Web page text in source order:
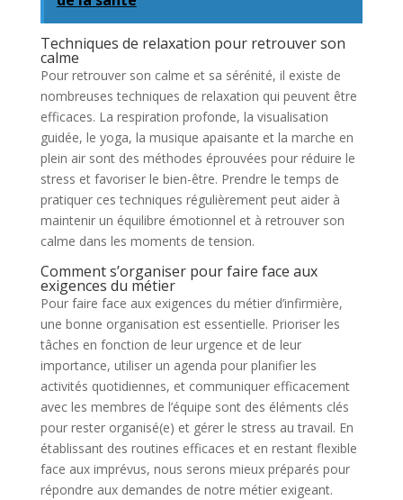
Techniques de relaxation pour retrouver son
calme
Pour retrouver son calme et sa sérénité, il existe de
nombreuses techniques de relaxation qui peuvent être
efficaces. La respiration profonde, la visualisation
guidée, le yoga, la musique apaisante et la marche en
plein air sont des méthodes éprouvées pour réduire le
stress et favoriser le bien-être. Prendre le temps de
pratiquer ces techniques régulièrement peut aider à
maintenir un équilibre émotionnel et à retrouver son
calme dans les moments de tension.
Comment s’organiser pour faire face aux
exigences du métier
Pour faire face aux exigences du métier d’infirmière,
une bonne organisation est essentielle. Prioriser les
tâches en fonction de leur urgence et de leur
importance, utiliser un agenda pour planifier les
activités quotidiennes, et communiquer efficacement
avec les membres de l’équipe sont des éléments clés
pour rester organisé(e) et gérer le stress au travail. En
établissant des routines efficaces et en restant flexible
face aux imprévus, nous serons mieux préparés pour
répondre aux demandes de notre métier exigeant.